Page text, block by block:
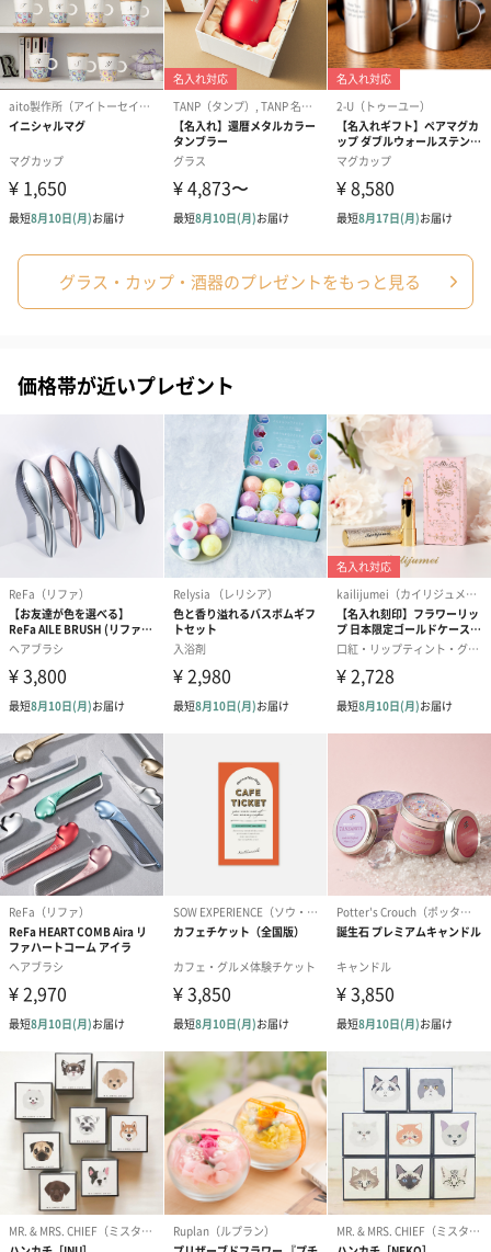
メッセージカード（通常・写真・グリーティング）
誕生日や結婚祝い・出産祝いなど、様々なシーンのメッセージカ
ードを同梱します。
メッセージカードや封筒のデザインは一部変更する場合がありま
す。
ード（680円）
ード（Thank you）ピ
ンク（680円）
ラッピング
ギフトラッピングを施してお届けいたします。
コットン巾着 【誕生
日】（グレー）M（550
円）
コットン巾着 【誕生
ク）M（550円）
コットン巾着
のしカード
商品の形質上、のしを直接添付できない商品にのし風のカードを
同梱します。
※のし下はご記入いただけません。
※カードのデザインは一部変更する場合があります。
結婚祝い（御結婚御
祝）（110円）
出産祝い（御出産御
祝）（110円）
内祝い_蝶結
（110円）
グラス・カップ・酒器のプレゼントをもっと見る
価格帯が近いプレゼント